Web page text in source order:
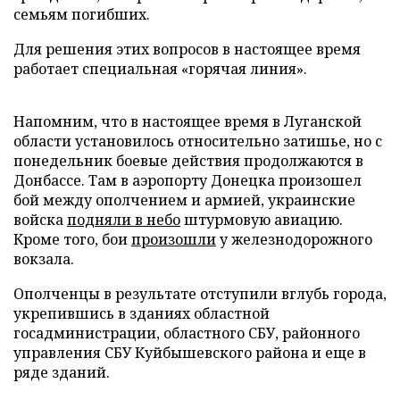
семьям погибших.
Для решения этих вопросов в настоящее время
работает специальная «горячая линия».
Напомним, что в настоящее время в Луганской
области установилось относительно затишье, но с
понедельник боевые действия продолжаются в
Донбассе. Там в аэропорту Донецка произошел
бой между ополчением и армией, украинские
войскаподняли в небоштурмовую авиацию.
Кроме того, боипроизошлиу железнодорожного
вокзала.
Ополченцы в результате отступили вглубь города,
укрепившись в зданиях областной
госадминистрации, областного СБУ, районного
управления СБУ Куйбышевского района и еще в
ряде зданий.